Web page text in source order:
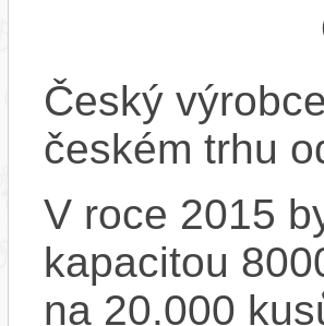
Český
českém trhu
V roce 2015
kapacitou
na 20.000